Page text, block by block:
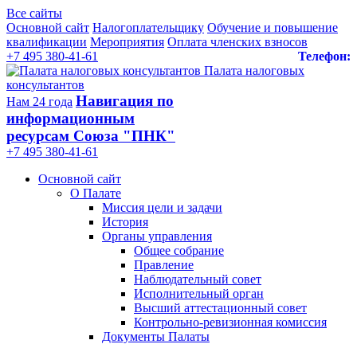
Все сайты
Основной сайт Налогоплательщику Обучение и повышение
квалификации Мероприятия Оплата членских взносов
Телефон:
+7 495 380-41-61
Палата налоговых
консультантов
Нам 24 года Навигация по
информационным
ресурсам Союза "ПНК"
+7 495 380‑41‑61
Основной сайт
О Палате
Миссия цели и задачи
История
Органы управления
Общее собрание
Правление
Наблюдательный совет
Исполнительный орган
Высший аттестационный совет
Контрольно-ревизионная комиссия
Документы Палаты